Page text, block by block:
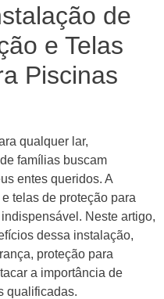
de
e Telas
Piscinas
qualquer lar,
famílias buscam
entes queridos. A
telas de proteção para
Neste artigo,
dessa instalação,
proteção para
a importância de
qualificadas.